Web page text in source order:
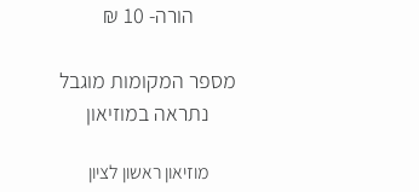
הורה- 10 ₪
מספר המקומות מוגבל
נתראה במוזיאון
מוזיאון ראשון לציון